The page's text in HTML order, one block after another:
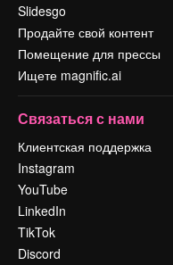
Slidesgo
Продайте свой контент
Помещение для прессы
Ищете magnific.ai
Связаться с нами
Клиентская поддержка
Instagram
YouTube
LinkedIn
TikTok
Discord